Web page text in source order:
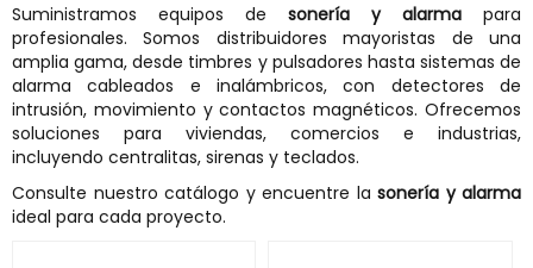
Suministramos equipos de sonería y alarma para
profesionales. Somos distribuidores mayoristas de una
amplia gama, desde timbres y pulsadores hasta sistemas de
alarma cableados e inalámbricos, con detectores de
intrusión, movimiento y contactos magnéticos. Ofrecemos
soluciones para viviendas, comercios e industrias,
incluyendo centralitas, sirenas y teclados.
Consulte nuestro catálogo y encuentre la sonería y alarma
ideal para cada proyecto.